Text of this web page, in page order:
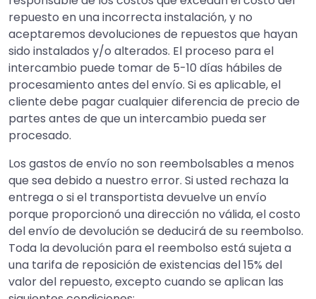
repuesto en una incorrecta instalación, y no
aceptaremos devoluciones de repuestos que hayan
sido instalados y/o alterados. El proceso para el
intercambio puede tomar de 5-10 días hábiles de
procesamiento antes del envío. Si es aplicable, el
cliente debe pagar cualquier diferencia de precio de
partes antes de que un intercambio pueda ser
procesado.
Los gastos de envío no son reembolsables a menos
que sea debido a nuestro error. Si usted rechaza la
entrega o si el transportista devuelve un envío
porque proporcionó una dirección no válida, el costo
del envío de devolución se deducirá de su reembolso.
Toda la devolución para el reembolso está sujeta a
una tarifa de reposición de existencias del 15% del
valor del repuesto, excepto cuando se aplican las